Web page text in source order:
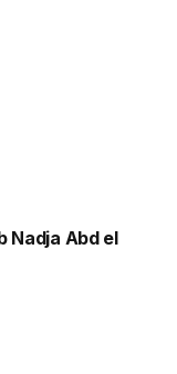
Nadja Abd el